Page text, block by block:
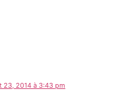
23, 2014 à 3:43 pm